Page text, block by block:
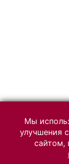
Мы
улучшения
сайтом,